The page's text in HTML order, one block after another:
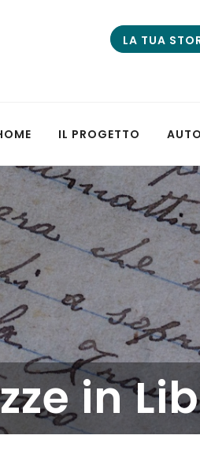
LA TUA
IL PROGETTO
in